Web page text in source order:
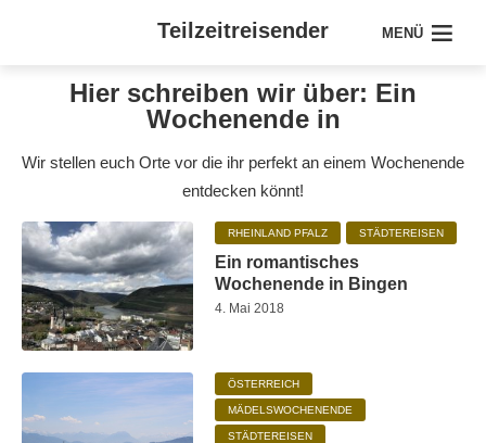
Teilzeitreisender MENÜ
Hier schreiben wir über: Ein
Wochenende in
Wir stellen euch Orte vor die ihr perfekt an einem Wochenende
entdecken könnt!
RHEINLAND PFALZ STÄDTEREISEN
Ein romantisches
Wochenende in Bingen
4. Mai 2018
ÖSTERREICH
MÄDELSWOCHENENDE
STÄDTEREISEN